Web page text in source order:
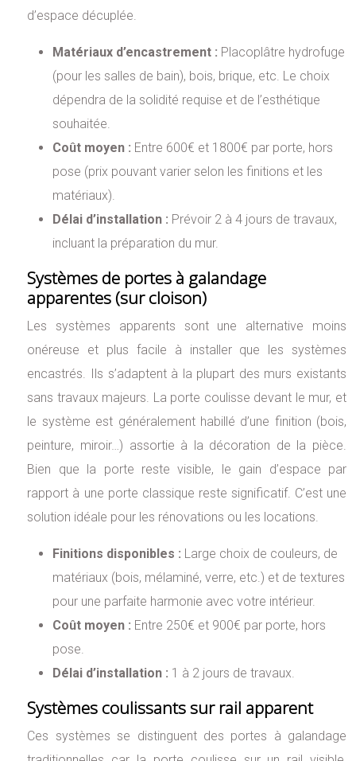
d’espace décuplée.
Matériaux d’encastrement : Placoplâtre hydrofuge
(pour les salles de bain), bois, brique, etc. Le choix
dépendra de la solidité requise et de l’esthétique
souhaitée.
Coût moyen : Entre 600€ et 1800€ par porte, hors
pose (prix pouvant varier selon les finitions et les
matériaux).
Délai d’installation : Prévoir 2 à 4 jours de travaux,
incluant la préparation du mur.
Systèmes de portes à galandage
apparentes (sur cloison)
Les systèmes apparents sont une alternative moins
onéreuse et plus facile à installer que les systèmes
encastrés. Ils s’adaptent à la plupart des murs existants
sans travaux majeurs. La porte coulisse devant le mur, et
le système est généralement habillé d’une finition (bois,
peinture, miroir…) assortie à la décoration de la pièce.
Bien que la porte reste visible, le gain d’espace par
rapport à une porte classique reste significatif. C’est une
solution idéale pour les rénovations ou les locations.
Finitions disponibles : Large choix de couleurs, de
matériaux (bois, mélaminé, verre, etc.) et de textures
pour une parfaite harmonie avec votre intérieur.
Coût moyen : Entre 250€ et 900€ par porte, hors
pose.
Délai d’installation : 1 à 2 jours de travaux.
Systèmes coulissants sur rail apparent
Ces systèmes se distinguent des portes à galandage